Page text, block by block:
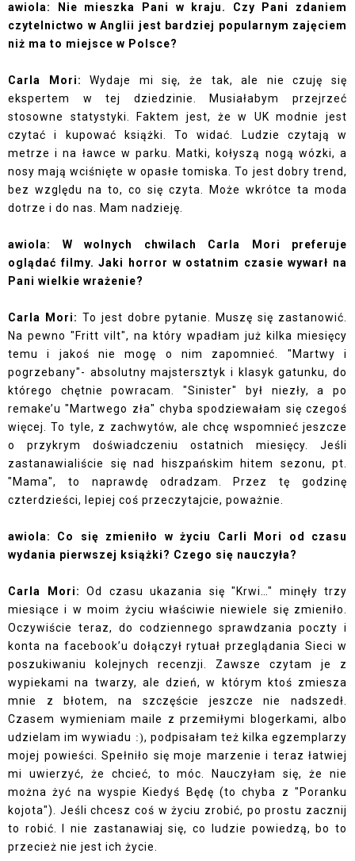
awiola: Nie mieszka Pani w kraju. Czy Pani zdaniem
czytelnictwo w Anglii jest bardziej popularnym zajęciem
niż ma to miejsce w Polsce?
Carla Mori:
Wydaje mi się, że tak, ale nie czuję się
ekspertem w tej dziedzinie. Musiałabym przejrzeć
stosowne statystyki. Faktem jest, że w UK modnie jest
czytać i kupować książki. To widać. Ludzie czytają w
metrze i na ławce w parku. Matki, kołyszą nogą wózki, a
nosy mają wciśnięte w opasłe tomiska. To jest dobry trend,
bez względu na to, co się czyta. Może wkrótce ta moda
dotrze i do nas. Mam nadzieję.
awiola: W wolnych chwilach Carla Mori preferuje
oglądać filmy. Jaki horror w ostatnim czasie wywarł na
Pani wielkie wrażenie?
Carla Mori: To jest dobre pytanie. Muszę się zastanowić.
Na pewno "Fritt vilt", na który wpadłam już kilka miesięcy
temu i jakoś nie mogę o nim zapomnieć. "Martwy i
pogrzebany"- absolutny majstersztyk i klasyk gatunku, do
którego chętnie powracam. "Sinister" był niezły, a po
remake’u "Martwego zła" chyba spodziewałam się czegoś
więcej. To tyle, z zachwytów, ale chcę wspomnieć jeszcze
o przykrym doświadczeniu ostatnich miesięcy. Jeśli
zastanawialiście się nad hiszpańskim hitem sezonu, pt.
"Mama", to naprawdę odradzam. Przez tę godzinę
czterdzieści, lepiej coś przeczytajcie, poważnie.
awiola: Co się zmieniło w życiu Carli Mori od czasu
wydania pierwszej książki? Czego się nauczyła?
Carla Mori: Od czasu ukazania się "Krwi…" minęły trzy
miesiące i w moim życiu właściwie niewiele się zmieniło.
Oczywiście teraz, do codziennego sprawdzania poczty i
konta na facebook’u dołączył rytuał przeglądania Sieci w
poszukiwaniu kolejnych recenzji. Zawsze czytam je z
wypiekami na twarzy, ale dzień, w którym ktoś zmiesza
mnie z błotem, na szczęście jeszcze nie nadszedł.
Czasem wymieniam maile z przemiłymi blogerkami, albo
udzielam im wywiadu :), podpisałam też kilka egzemplarzy
mojej powieści. Spełniło się moje marzenie i teraz łatwiej
mi uwierzyć, że chcieć, to móc. Nauczyłam się, że nie
można żyć na wyspie Kiedyś Będę (to chyba z "Poranku
kojota"). Jeśli chcesz coś w życiu zrobić, po prostu zacznij
to robić. I nie zastanawiaj się, co ludzie powiedzą, bo to
przecież nie jest ich życie.